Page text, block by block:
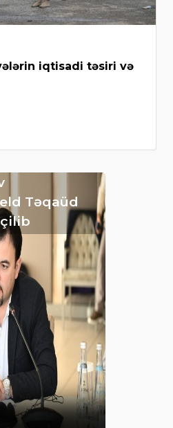
iqtisadi təsiri və
Təqaüd